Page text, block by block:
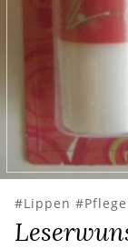
Lippen Pflege